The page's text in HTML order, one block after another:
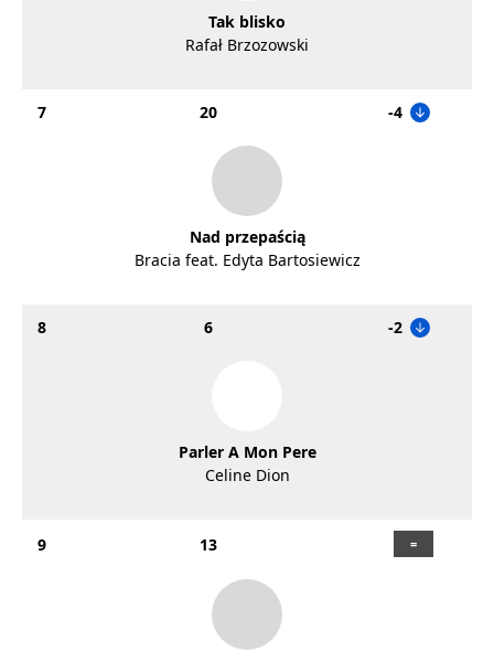
Tak blisko
Rafał Brzozowski
7 20 -4
Nad przepaścią
Bracia feat. Edyta Bartosiewicz
8 6 -2
Parler A Mon Pere
Celine Dion
9 13